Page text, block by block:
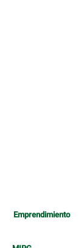
Emprendimiento